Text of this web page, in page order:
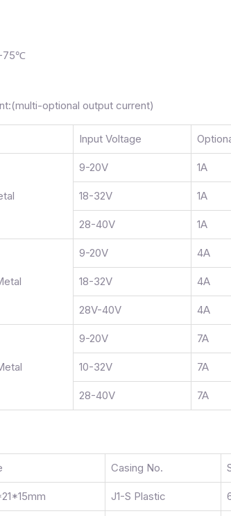
75℃
optional output current)
Input Voltage
9-20V 1A
18-32V 1A
28-40V 1A
9-20V 4A
18-32V 4A
28V-40V 4A
9-20V 7A
10-32V 7A
28-40V 7A
Casing No.
J1-S Plastic